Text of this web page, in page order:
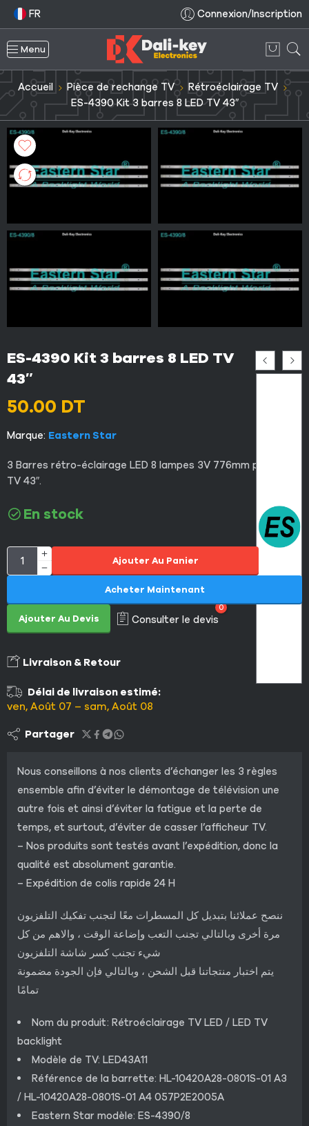
FR Connexion/Inscription
Menu
Accueil Pièce de rechange TV
Rétroéclairage TV
ES-4390 Kit 3 barres 8 LED TV 43″
ES-4390 Kit 3 barres 8 LED TV
43″
50.00 DT
Marque: Eastern Star
3 Barres rétro-éclairage LED 8 lampes 3V 776mm pour LED
TV 43″.
En stock
Ajouter Au Panier
Ajouter Au Devis Consulter le devis
0
Acheter Maintenant
Livraison & Retour
Délai de livraison estimé:
ven, Août 07 – sam, Août 08
Partager
Nous conseillons à nos clients d’échanger les 3 règles
ensemble afin d’éviter le démontage de télévision une
autre fois et ainsi d’éviter la fatigue et la perte de
temps, et surtout, d’éviter de casser l’afficheur TV.
– Nos produits sont testés avant l’expédition, donc la
qualité est absolument garantie.
– Expédition de colis rapide 24 H
ننصح عملائنا بتبديل كل المسطرات معًا لتجنب تفكيك التلفزيون
مرة أخرى وبالتالي تجنب التعب وإضاعة الوقت ، والاهم من كل
شيء تجنب كسر شاشة التلفزيون
يتم اختبار منتجاتنا قبل الشحن ، وبالتالي فإن الجودة مضمونة
تمامًا
Nom du produit: Rétroéclairage TV LED / LED TV
backlight
Modèle de TV: LED43A11
Référence de la barrette: HL-10420A28-0801S-01 A3
/ HL-10420A28-0801S-01 A4 057P2E2005A
Eastern Star modèle: ES-4390/8